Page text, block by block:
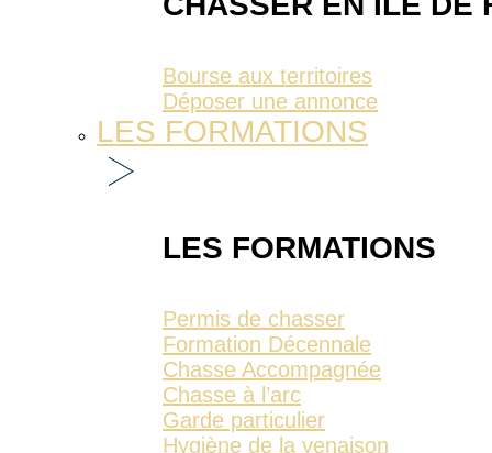
Bourse aux territoires
Déposer une annonce
LES FORMATIONS
LES FORMATIONS
Permis de chasser
Formation Décennale
Chasse Accompagnée
Chasse à l’arc
Garde particulier
Hygiène de la venaison